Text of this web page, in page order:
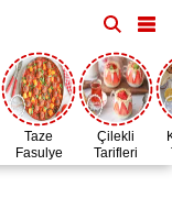
Taze
Fasulye
Zamanı
Çilekli
Tarifleri